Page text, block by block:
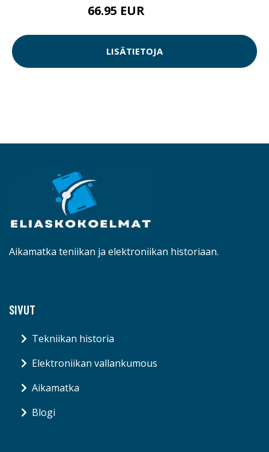
66.95 EUR
LISÄTIETOJA
Aikamatka teniikan ja elektroniikan historiaan.
SIVUT
Tekniikan historia
Elektroniikan vallankumous
Aikamatka
Blogi